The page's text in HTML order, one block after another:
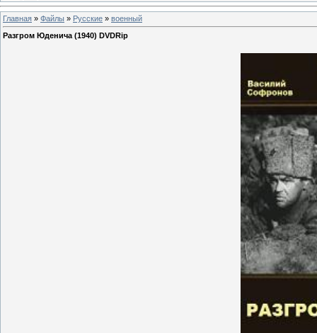
Главная » Файлы » Русские » военный
Разгром Юденича (1940) DVDRip